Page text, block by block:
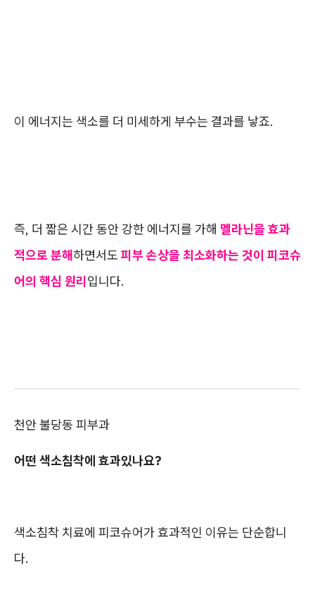
이 에너지는 색소를 더 미세하게 부수는 결과를 낳죠.
즉, 더 짧은 시간 동안 강한 에너지를 가해 멜라닌을 효과
적으로 분해하면서도 피부 손상을 최소화하는 것이 피코슈
어의 핵심 원리입니다.
천안 불당동 피부과
어떤 색소침착에 효과있나요?
색소침착 치료에 피코슈어가 효과적인 이유는 단순합니
다.